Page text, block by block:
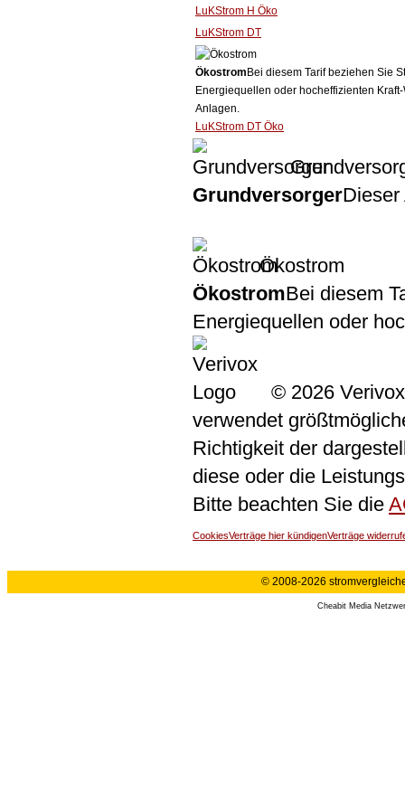
LuKStrom H Öko
LuKStrom DT
Ökostrom Bei diesem Tarif beziehen Sie
Energiequellen oder hocheffizienten
Anlagen.
LuKStrom DT Öko
GrundversorgerDieser
Ökostrom
ÖkostromBei diesem
Energiequellen oder
© 2026
verwendet
Richtigkeit der
diese oder die
Bitte beachten Sie die
CookiesVerträge hier kündigenVerträge
© 2008-2026
Cheabit Media